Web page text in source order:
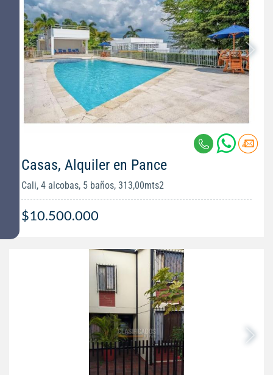
Casas, Alquiler en Pance
Cali, 4 alcobas, 5 baños, 313,00mts2
$10.500.000